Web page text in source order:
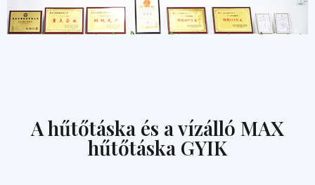
A hűtőtáska és a vízálló MAX
hűtőtáska GYIK